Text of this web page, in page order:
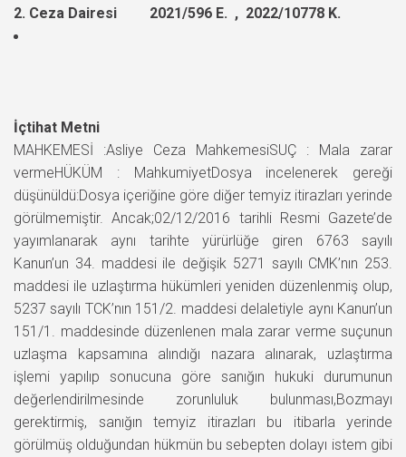
2. Ceza Dairesi 2021/596 E. , 2022/10778 K.
İçtihat Metni
MAHKEMESİ :Asliye Ceza MahkemesiSUÇ : Mala zarar
vermeHÜKÜM : MahkumiyetDosya incelenerek gereği
düşünüldü:Dosya içeriğine göre diğer temyiz itirazları yerinde
görülmemiştir. Ancak;02/12/2016 tarihli Resmi Gazete’de
yayımlanarak aynı tarihte yürürlüğe giren 6763 sayılı
Kanun’un 34. maddesi ile değişik 5271 sayılı CMK’nın 253.
maddesi ile uzlaştırma hükümleri yeniden düzenlenmiş olup,
5237 sayılı TCK’nın 151/2. maddesi delaletiyle aynı Kanun’un
151/1. maddesinde düzenlenen mala zarar verme suçunun
uzlaşma kapsamına alındığı nazara alınarak, uzlaştırma
işlemi yapılıp sonucuna göre sanığın hukuki durumunun
değerlendirilmesinde zorunluluk bulunması,Bozmayı
gerektirmiş, sanığın temyiz itirazları bu itibarla yerinde
görülmüş olduğundan hükmün bu sebepten dolayı istem gibi